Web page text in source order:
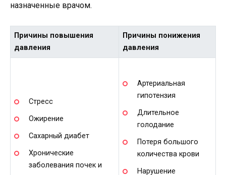
назначенные врачом.
Причины повышения
давления
Причины понижения
давления
Стресс
Ожирение
Сахарный диабет
Хронические
заболевания почек и
Артериальная
гипотензия
Длительное
голодание
Потеря большого
количества крови
Нарушение